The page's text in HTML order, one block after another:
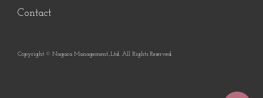
Contact
Copyright © Nagara Management.,Ltd. All Rights Reserved.